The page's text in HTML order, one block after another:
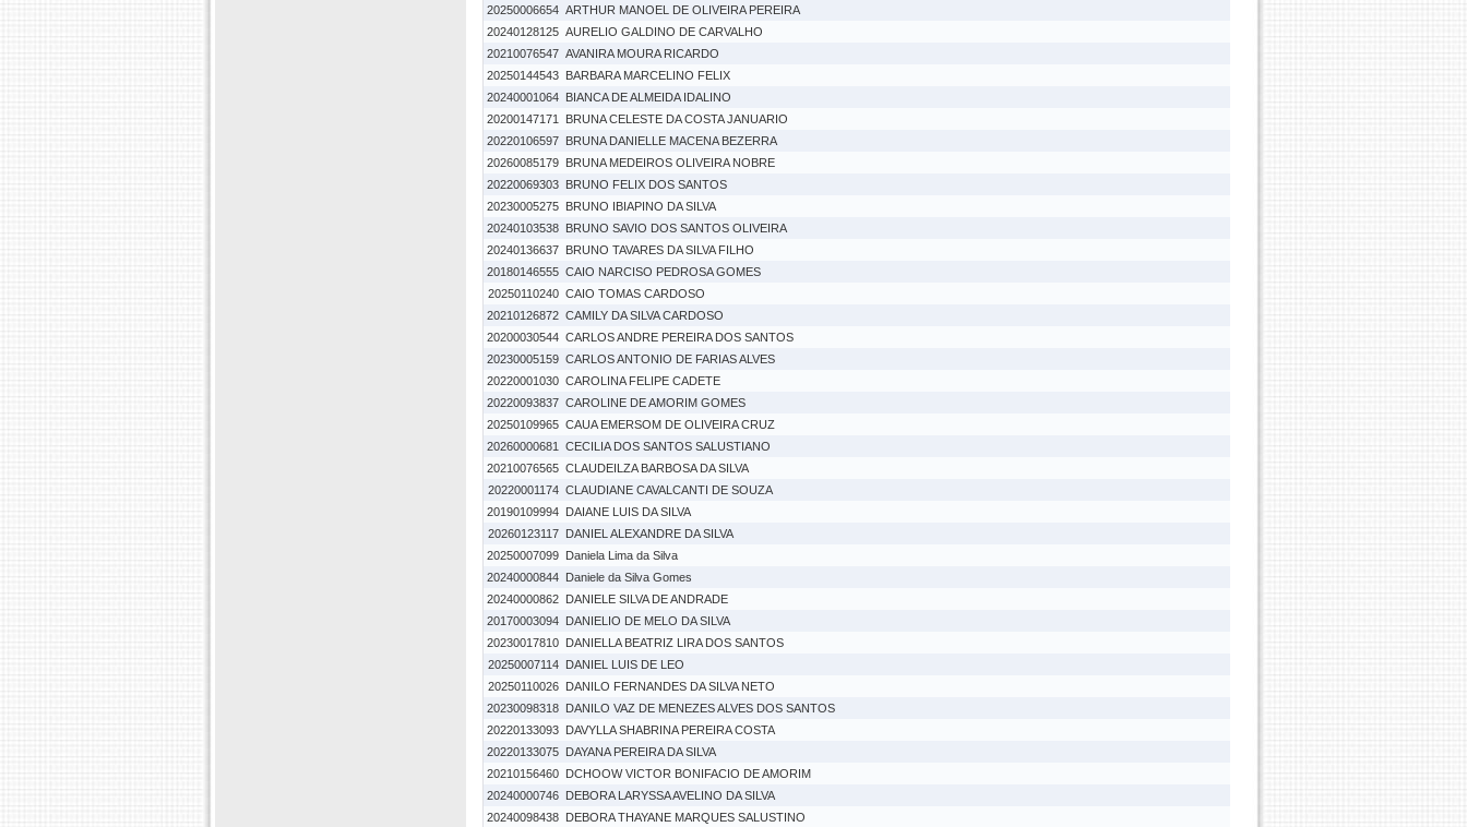
20250006654 ARTHUR MANOEL DE OLIVEIRA PEREIRA
20240128125 AURELIO GALDINO DE CARVALHO
20210076547 AVANIRA MOURA RICARDO
20250144543 BARBARA MARCELINO FELIX
20240001064 BIANCA DE ALMEIDA IDALINO
20200147171
BRUNA CELESTE DA COSTA JANUARIO
20220106597 BRUNA DANIELLE MACENA BEZERRA
20260085179 BRUNA MEDEIROS OLIVEIRA NOBRE
20220069303 BRUNO FELIX DOS SANTOS
20230005275 BRUNO IBIAPINO DA SILVA
20240103538 BRUNO SAVIO DOS SANTOS OLIVEIRA
20240136637 BRUNO TAVARES DA SILVA FILHO
20180146555 CAIO NARCISO PEDROSA GOMES
20250110240 CAIO TOMAS CARDOSO
20210126872 CAMILY DA SILVA CARDOSO
20200030544 CARLOS ANDRE PEREIRA DOS SANTOS
20230005159 CARLOS ANTONIO DE FARIAS ALVES
20220001030 CAROLINA FELIPE CADETE
20220093837 CAROLINE DE AMORIM GOMES
20250109965 CAUA EMERSOM DE OLIVEIRA CRUZ
20260000681
CECILIA DOS SANTOS SALUSTIANO
20210076565 CLAUDEILZA BARBOSA DA SILVA
20220001174 CLAUDIANE CAVALCANTI DE SOUZA
20190109994 DAIANE LUIS DA SILVA
20260123117
DANIEL ALEXANDRE DA SILVA
20250007099 Daniela Lima da Silva
20240000844 Daniele da Silva Gomes
20240000862 DANIELE SILVA DE ANDRADE
20170003094 DANIELIO DE MELO DA SILVA
20230017810 DANIELLA BEATRIZ LIRA DOS SANTOS
20250007114
DANIEL LUIS DE LEO
20250110026
DANILO FERNANDES DA SILVA NETO
20230098318 DANILO VAZ DE MENEZES ALVES DOS SANTOS
20220133093 DAVYLLA SHABRINA PEREIRA COSTA
20220133075 DAYANA PEREIRA DA SILVA
20210156460 DCHOOW VICTOR BONIFACIO DE AMORIM
20240000746 DEBORA LARYSSA AVELINO DA SILVA
20240098438 DEBORA THAYANE MARQUES SALUSTINO